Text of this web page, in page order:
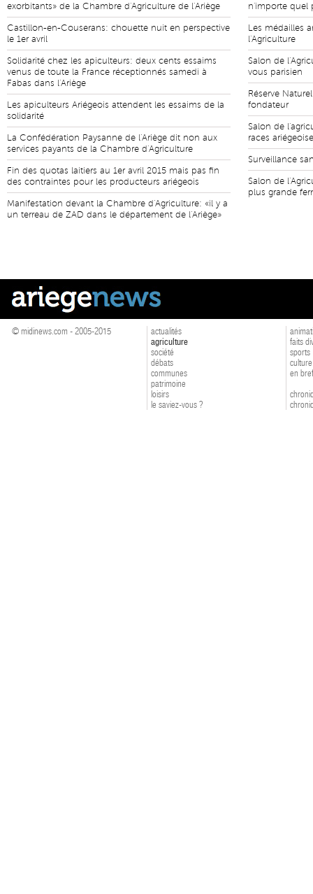
exorbitants» de la Chambre d'Agriculture de l'Ariège
Castillon-en-Couserans: chouette nuit en perspective
le 1er avril
Solidarité chez les apiculteurs: deux cents essaims
venus de toute la France réceptionnés samedi à
Fabas dans l'Ariège
Les apiculteurs Ariégeois attendent les essaims de la
solidarité
La Confédération Paysanne de l'Ariège dit non aux
services payants de la Chambre d'Agriculture
Fin des quotas laitiers au 1er avril 2015 mais pas fin
des contraintes pour les producteurs ariégeois
Manifestation devant la Chambre d'Agriculture: «il y a
un terreau de ZAD dans le département de l'Ariège»
n'importe quel
Les médailles
l'Agriculture
Salon de
vous parisien
Réserve
fondateur
Salon de
races
Surveillance
Salon de
plus grande
© midinews.com - 2005-2015
actualités
agriculture
société
débats
communes
patrimoine
loisirs
le saviez-vous ?
faits
sports
culture
en bref